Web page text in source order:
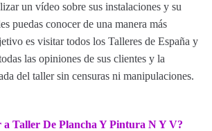
un vídeo sobre sus instalaciones y su
puedas conocer de una manera más
es visitar todos los Talleres de España y
las opiniones de sus clientes y la
del taller sin censuras ni manipulaciones.
a Taller De Plancha Y Pintura N Y V?